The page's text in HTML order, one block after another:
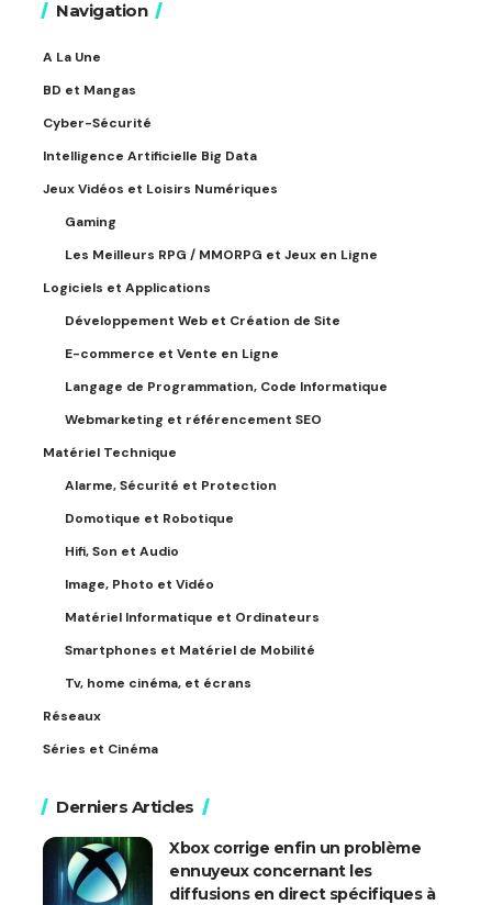
Navigation
A La Une
BD et Mangas
Cyber-Sécurité
Intelligence Artificielle Big Data
Jeux Vidéos et Loisirs Numériques
Gaming
Les Meilleurs RPG / MMORPG et Jeux en Ligne
Logiciels et Applications
Développement Web et Création de Site
E-commerce et Vente en Ligne
Langage de Programmation, Code Informatique
Webmarketing et référencement SEO
Matériel Technique
Alarme, Sécurité et Protection
Domotique et Robotique
Hifi, Son et Audio
Image, Photo et Vidéo
Matériel Informatique et Ordinateurs
Smartphones et Matériel de Mobilité
Tv, home cinéma, et écrans
Réseaux
Séries et Cinéma
Derniers Articles
Xbox corrige enfin un problème
ennuyeux concernant les
diffusions en direct spécifiques à